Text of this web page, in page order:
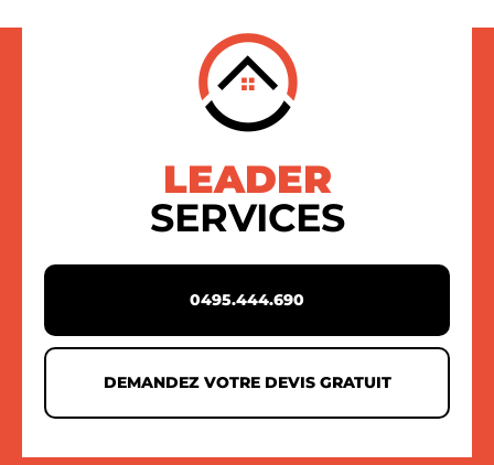
LEADER
SERVICES
0495.444.690
DEMANDEZ VOTRE DEVIS GRATUIT